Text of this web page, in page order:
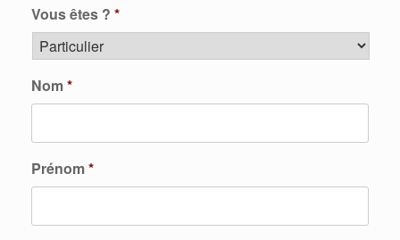
Vous êtes ? *
Nom*
Prénom*